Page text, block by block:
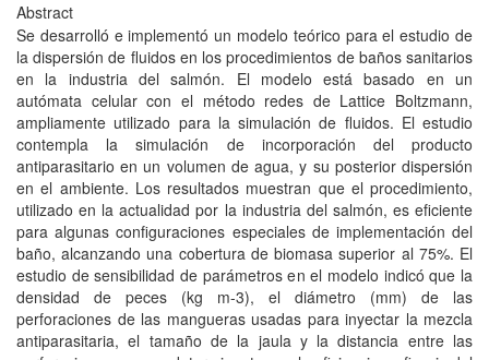
Abstract
Se desarrolló e implementó un modelo teórico para el estudio de
la dispersión de fluidos en los procedimientos de baños sanitarios
en la industria del salmón. El modelo está basado en un
autómata celular con el método redes de Lattice Boltzmann,
ampliamente utilizado para la simulación de fluidos. El estudio
contempla la simulación de incorporación del producto
antiparasitario en un volumen de agua, y su posterior dispersión
en el ambiente. Los resultados muestran que el procedimiento,
utilizado en la actualidad por la industria del salmón, es eficiente
para algunas configuraciones especiales de implementación del
baño, alcanzando una cobertura de biomasa superior al 75%. El
estudio de sensibilidad de parámetros en el modelo indicó que la
densidad de peces (kg m-3), el diámetro (mm) de las
perforaciones de las mangueras usadas para inyectar la mezcla
antiparasitaria, el tamaño de la jaula y la distancia entre las